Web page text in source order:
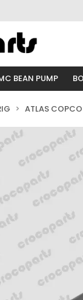
BEAN PUMP
ATLAS